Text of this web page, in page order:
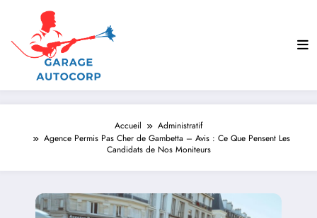
Accueil
Administratif
Agence Permis Pas Cher de Gambetta – Avis : Ce Que Pensent Les
Candidats de Nos Moniteurs